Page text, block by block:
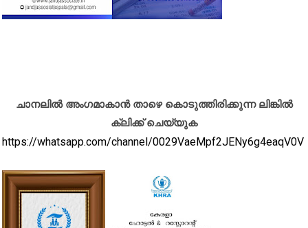
ചാനലിൽ അംഗമാകാൻ താഴെ കൊടുത്തിരിക്കുന്ന ലിങ്കിൽ
ക്ലിക്ക് ചെയ്യുക
https://whatsapp.com/channel/0029VaeMpf2JENy6g4eaqV0V